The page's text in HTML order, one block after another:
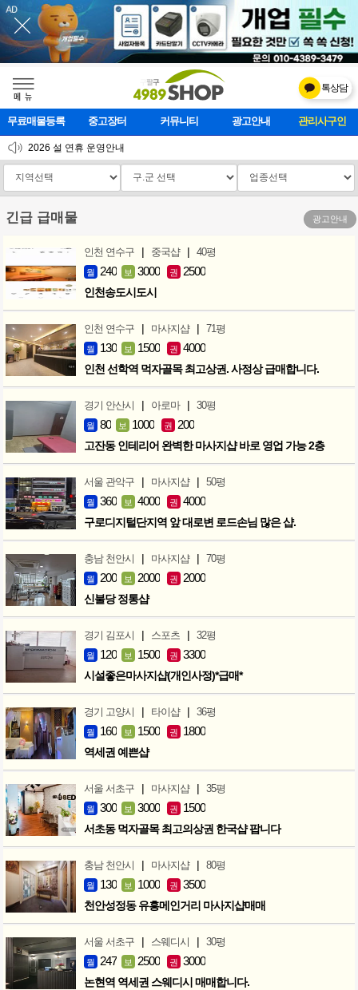
메    뉴
톡상담
무료매물등록 중고장터 커뮤니티 광고안내 마사지클럽
2026 설 연휴 운영안내
[업데이트]모바일 하단 고정메뉴 추가
[업데이트] 개선사항 안내
긴급 급매물 광고안내
인천 연수구 | 중국샵 | 40평
월 240 보 3000 권 2500
인천송도시도시
인천 연수구 | 마사지샵 | 71평
월 130 보 1500 권 4000
인천 선학역 먹자골목 최고상권. 사정상 급매합니다.
경기 안산시 | 아로마 | 30평
월 80 보 1000 권 200
고잔동 인테리어 완벽한 마사지샵 바로 영업 가능 2층
서울 관악구 | 마사지샵 | 50평
월 360 보 4000 권 4000
구로디지털단지역 앞 대로변 로드손님 많은 샵.
충남 천안시 | 마사지샵 | 70평
월 200 보 2000 권 2000
신불당 정통샵
경기 김포시 | 스포츠 | 32평
월 120 보 1500 권 3300
시설좋은마사지샵(개인사정)*급매*
경기 고양시 | 타이샵 | 36평
월 160 보 1500 권 1800
역세권 예쁜샵
서울 서초구 | 마사지샵 | 35평
월 300 보 3000 권 1500
서초동 먹자골목 최고의상권 한국샵 팝니다
충남 천안시 | 마사지샵 | 80평
월 130 보 1000 권 3500
천안성정동 유흥메인거리 마사지샵매매
서울 서초구 | 스웨디시 | 30평
월 247 보 2500 권 3000
논현역 역세권 스웨디시 매매합니다.